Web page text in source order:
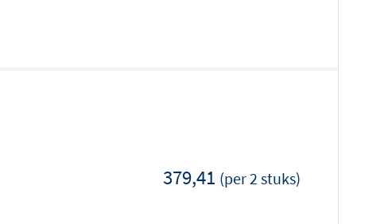
379,41 (per 2 stuks)